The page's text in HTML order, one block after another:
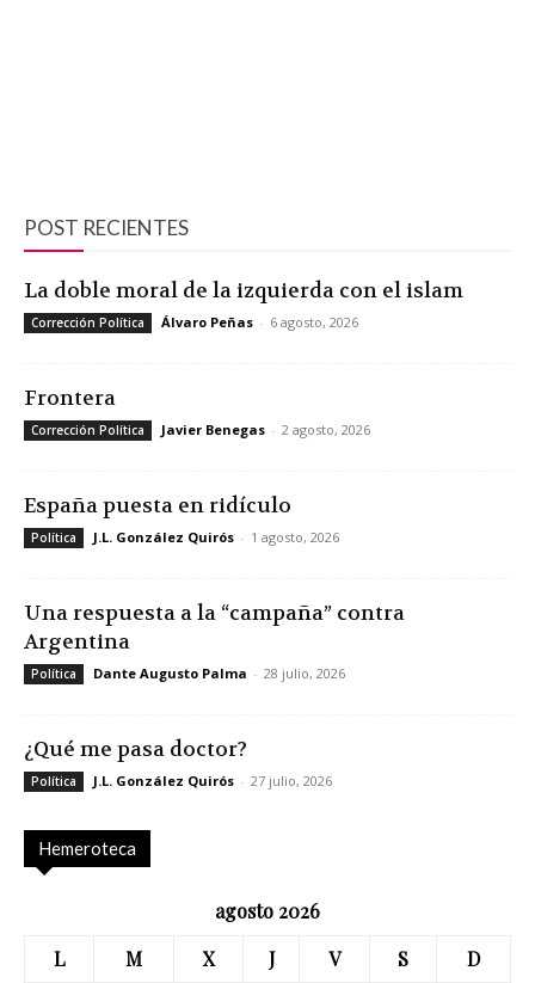
POST RECIENTES
La doble moral de la izquierda con el islam
Corrección Política Álvaro Peñas - 6 agosto, 2026
Frontera
Corrección Política Javier Benegas - 2 agosto, 2026
España puesta en ridículo
Política J.L. González Quirós - 1 agosto, 2026
Una respuesta a la “campaña” contra
Argentina
Política Dante Augusto Palma - 28 julio, 2026
¿Qué me pasa doctor?
Política J.L. González Quirós - 27 julio, 2026
Hemeroteca
agosto 2026
L
M X J V S
D